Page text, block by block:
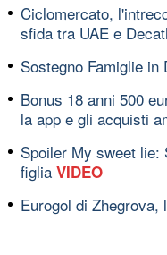
Ciclomercato,
sfida tra UAE e
Sostegno Famiglie
Bonus 18 anni 500
la app e gli acquisti
Spoiler My sweet
figlia VIDEO
Eurogol di